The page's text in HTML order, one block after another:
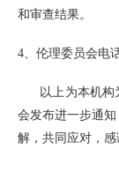
和审查结果。
4、伦理委员会电
以上为本机构
会发布进一步通
解，共同应对，感